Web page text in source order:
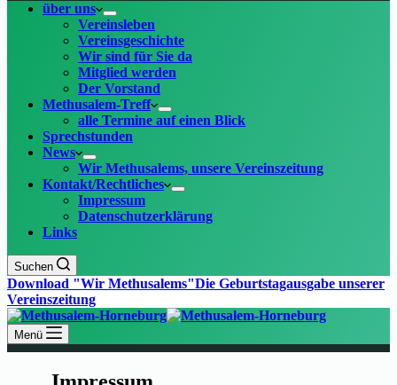
über uns
Vereinsleben
Vereinsgeschichte
Wir sind für Sie da
Mitglied werden
Der Vorstand
Methusalem-Treff
alle Termine auf einen Blick
Sprechstunden
News
Wir Methusalems, unsere Vereinszeitung
Kontakt/Rechtliches
Impressum
Datenschutzerklärung
Links
Suchen
Download "Wir Methusalems"Die Geburtstagausgabe unserer
Vereinszeitung
Menü